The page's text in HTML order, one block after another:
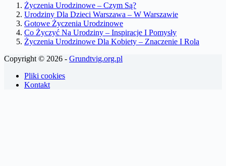
Życzenia Urodzinowe – Czym Są?
Urodziny Dla Dzieci Warszawa – W Warszawie
Gotowe Życzenia Urodzinowe
Co Życzyć Na Urodziny – Inspiracje I Pomysły
Życzenia Urodzinowe Dla Kobiety – Znaczenie I Rola
Copyright © 2026 - Grundtvig.org.pl
Pliki cookies
Kontakt